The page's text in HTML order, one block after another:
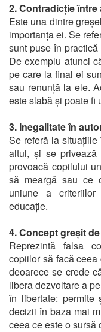
2. Contradicție între
Este una dintre
importanța ei. Se
sunt puse în
De exemplu atunci
pe care la final ei
sau renunță la ele.
este slabă și poate fi
3. Inegalitate în
Se referă la
altul, și se privează
provoacă copilului
să meargă sau ce
uniune a criteriilor
educație.
4. Concept greșit
Reprezintă falsa
copiilor să facă ceea
deoarece se crede
libera dezvoltare a
în libertate:
decizii în baza mai
ceea ce este o sursă